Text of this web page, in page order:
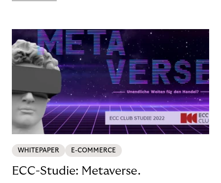
WHITEPAPER E-COMMERCE
ECC-Studie: Metaverse.